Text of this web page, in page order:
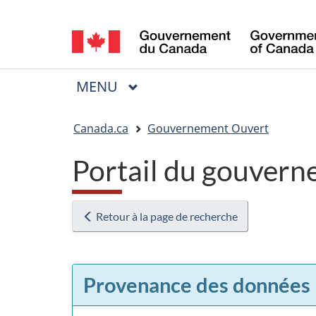
de
la
langue
Menu
MENU PRINCIPAL
Canada.ca Gouvernement Ouvert
Portail du
Retour à la page de recherche
Provenance des données